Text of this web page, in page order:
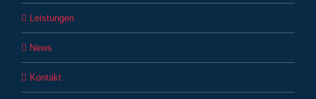
Leistungen
News
Kontakt